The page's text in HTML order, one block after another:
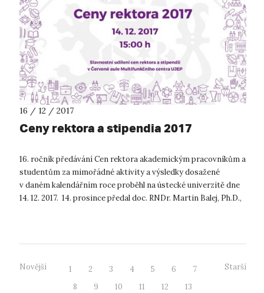
16 / 12 / 2017
Ceny rektora a stipendia 2017
16. ročník předávání Cen rektora akademickým pracovníkům a
studentům za mimořádné aktivity a výsledky dosažené
v daném kalendářním roce proběhl na ústecké univerzitě dne
14. 12. 2017. 14. prosince předal doc. RNDr. Martin Balej, Ph.D.,
Novější 1 2 3 4 5 6
7
8
9 10 11 12
13
Starší